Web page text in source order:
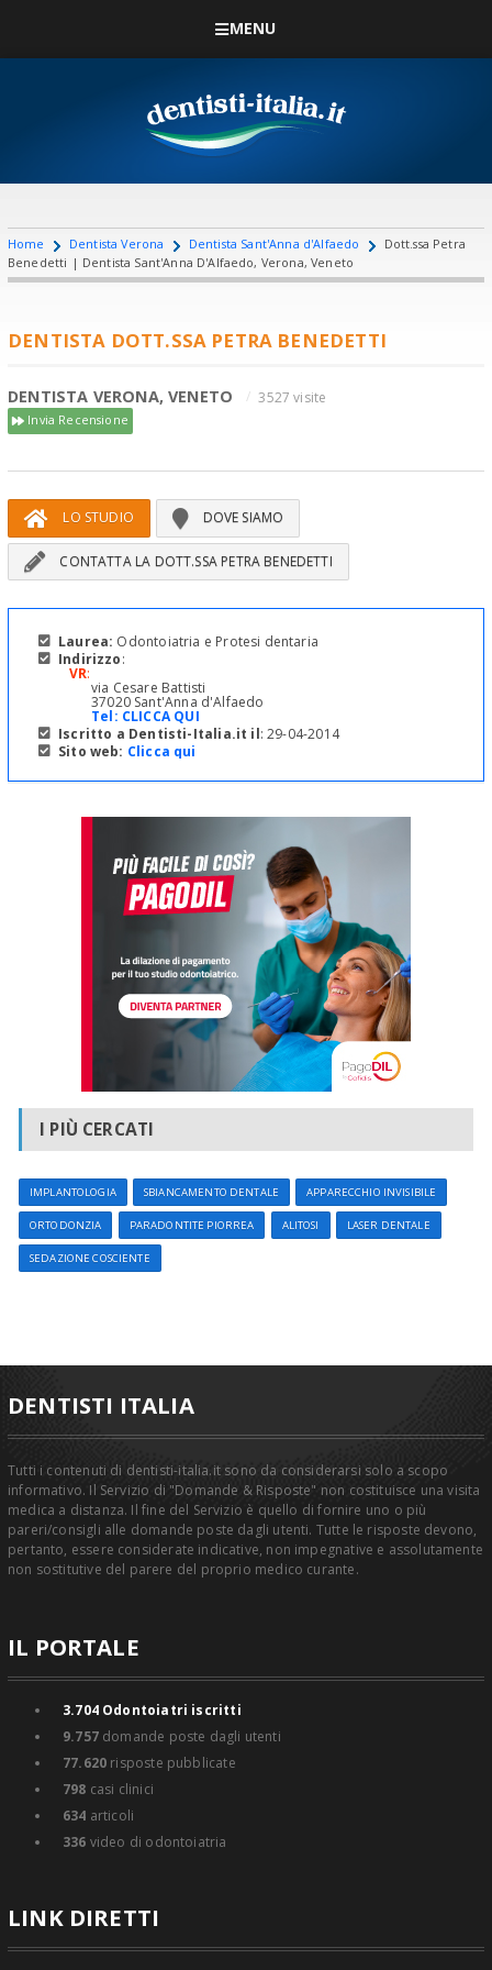
MENU
Home Dentista Verona Dentista Sant'Anna d'Alfaedo
Dott.ssa Petra
Benedetti | Dentista Sant'Anna D'Alfaedo, Verona, Veneto
DENTISTA DOTT.SSA PETRA BENEDETTI
DENTISTA VERONA, VENETO 3527 visite
Invia Recensione
LO STUDIO DOVE SIAMO
CONTATTA LA DOTT.SSA PETRA BENEDETTI
Laurea: Odontoiatria e Protesi dentaria
Indirizzo:
VR:
via Cesare Battisti
37020 Sant'Anna d'Alfaedo
Tel: CLICCA QUI
Iscritto a Dentisti-Italia.it il: 29-04-2014
Sito web: Clicca qui
I PIÙ CERCATI
IMPLANTOLOGIA SBIANCAMENTO DENTALE APPARECCHIO INVISIBILE
ORTODONZIA PARADONTITE PIORREA ALITOSI LASER DENTALE
SEDAZIONE COSCIENTE
DENTISTI ITALIA
Tutti i contenuti di dentisti-italia.it sono da considerarsi solo a scopo
informativo. Il Servizio di "Domande & Risposte" non costituisce una visita
medica a distanza. Il fine del Servizio è quello di fornire uno o più
pareri/consigli alle domande poste dagli utenti. Tutte le risposte devono,
pertanto, essere considerate indicative, non impegnative e assolutamente
non sostitutive del parere del proprio medico curante.
IL PORTALE
3.704Odontoiatri iscritti
9.757domande poste dagli utenti
77.620 risposte pubblicate
798 casi clinici
634 articoli
336 video di odontoiatria
LINK DIRETTI